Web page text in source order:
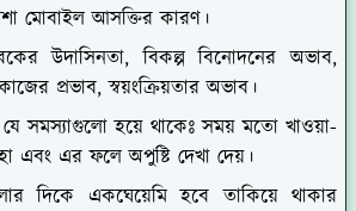
মোবাইল আসক্তির কারণ।
উদাসিনতা, বিকল্প বিনোদনের অভাব,
প্রভাব, স্বয়ংক্রিয়তার অভাব।
সমস্যাগুলো হয়ে থাকেঃ সময় মতো খাওয়া-
এবং এর ফলে অপুষ্টি দেখা দেয়।
দিকে একঘেয়েমি হবে তাকিয়ে থাকার